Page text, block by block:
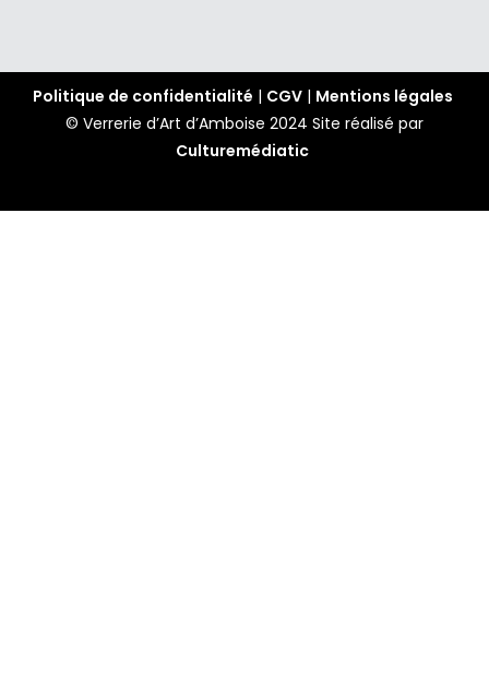
Politique de confidentialité | CGV | Mentions légales
© Verrerie d’Art d’Amboise 2024 Site réalisé par
Culturemédiatic